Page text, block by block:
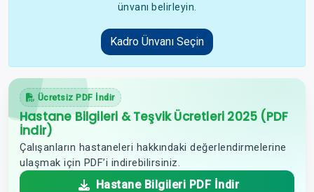
ünvanı belirleyin.
Kadro Ünvanı Seçin
Ücretsiz PDF İndir
Hastane Bilgileri & Teşvik Ücretleri 2025 (PDF
İndir)
Çalışanların hastaneleri hakkındaki değerlendirmelerine
ulaşmak için PDF’i indirebilirsiniz.
Hastane Bilgileri PDF İndir